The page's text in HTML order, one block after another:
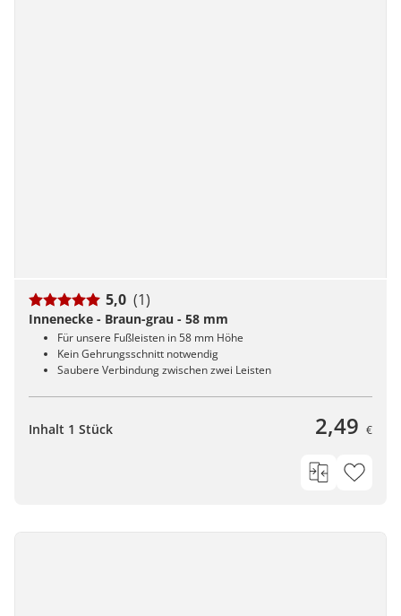
5,0 (1)
Innenecke - Braun-grau - 58 mm
Für unsere Fußleisten in 58 mm Höhe
Kein Gehrungsschnitt notwendig
Saubere Verbindung zwischen zwei Leisten
Inhalt 1 Stück 2,49 €